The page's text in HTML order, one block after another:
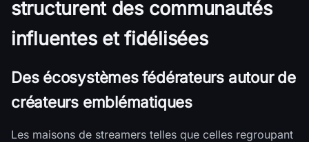
structurent des communautés
influentes et fidélisées
Des écosystèmes fédérateurs autour de
créateurs emblématiques
Les maisons de streamers telles que celles regroupant